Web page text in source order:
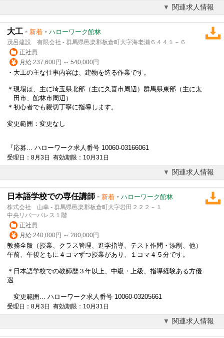
関連求人情報
大工 - 新着 - ハローワーク館林
茂呂建設 有限会社 - 群馬県邑楽郡板倉町大字海老瀬６４４１－６
正社員
月給 237,600円 ～ 540,000円
・大工の主な仕事内容は、建物を造る作業です。
＊現場は、主に埼玉県北部（主に久喜市周辺）群馬県東部（主に太
田市、館林市周辺）
＊初心者でも親切丁寧に指導します。
変更範囲：変更なし
『応募... ハローワーク求人番号 10060-03166061
受理日：8月3日 有効期限：10月31日
関連求人情報
日本語学校での専任講師 - 新着 - ハローワーク館林
株式会社 山幸 - 群馬県邑楽郡板倉町大字岩田２２２－１
中央リバーパレス１階
正社員
月給 240,000円 ～ 280,000円
教務全般（授業、クラス管理、進学指導、テスト作問・添削、他）
午前、午後ともに４コマずつ授業があり、１コマ４５分です。
＊日本語学校での教師歴３年以上、中級・上級、指導経験ある方優
遇
変更範囲... ハローワーク求人番号 10060-03205661
受理日：8月3日 有効期限：10月31日
関連求人情報